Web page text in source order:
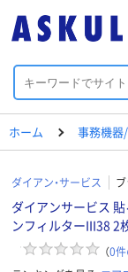
ホーム 事務機
ダイアン・サービス ブ
ダイアンサービス
ンフィルターIII38 2
（0